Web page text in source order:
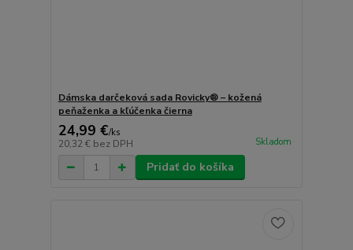
Dámska darčeková sada Rovicky® – kožená
peňaženka a kľúčenka čierna
24,99 €/ks
20,32 € bez DPH Skladom
Pridať do košíka